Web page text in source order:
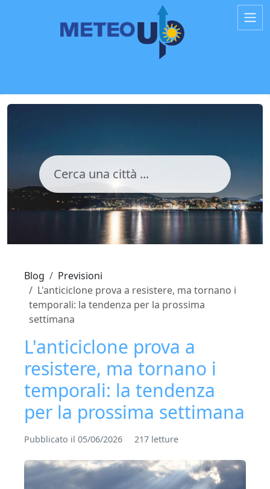
Blog
Previsioni
L'anticiclone prova a resistere, ma tornano i
temporali: la tendenza per la prossima
settimana
L'anticiclone prova a
resistere, ma tornano i
temporali: la tendenza
per la prossima settimana
Pubblicato il 05/06/2026 217 letture